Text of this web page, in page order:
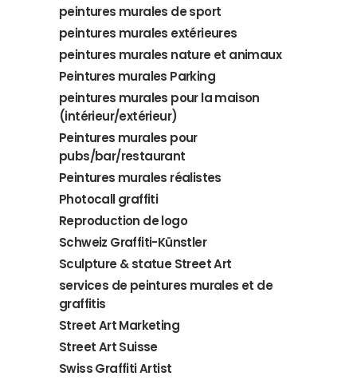
peintures murales de sport
peintures murales extérieures
peintures murales nature et animaux
Peintures murales Parking
peintures murales pour la maison
(intérieur/extérieur)
Peintures murales pour
pubs/bar/restaurant
Peintures murales réalistes
Photocall graffiti
Reproduction de logo
Schweiz Graffiti-Künstler
Sculpture & statue Street Art
services de peintures murales et de
graffitis
Street Art Marketing
Street Art Suisse
Swiss Graffiti Artist